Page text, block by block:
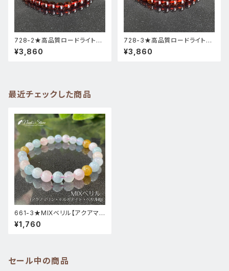
728-2★高品質ロードライトガ
ーネット★天然石ブレスレットパ
ワーストーン新品
¥3,860
728-3★高品質ロードライトガ
ーネット★天然石ブレスレットパ
ワーストーン新品
¥3,860
最近チェックした商品
661-3★MIXベリル【アクアマリ
ン★モルガナイト★ベリル】天然
石ブレスレット
¥1,760
セール中の商品